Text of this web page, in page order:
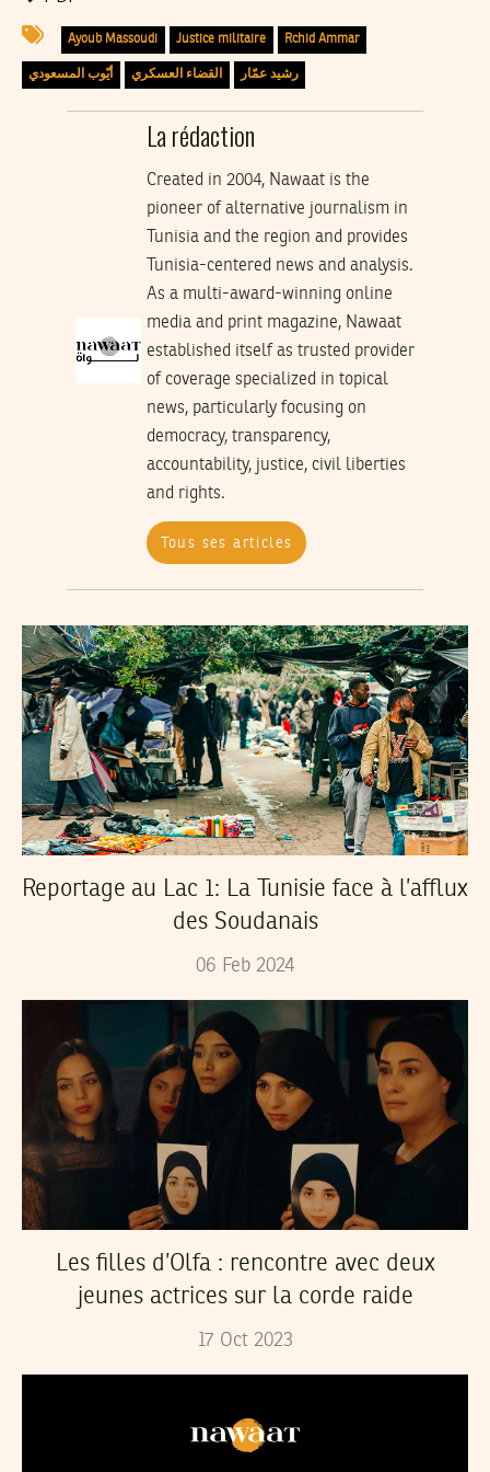
Ayoub Massoudi Justice militaire Rchid Ammar
أيّوب المسعودي القضاء العسكري رشيد عمّار
La rédaction
Created in 2004, Nawaat is the
pioneer of alternative journalism in
Tunisia and the region and provides
Tunisia-centered news and analysis.
As a multi-award-winning online
media and print magazine, Nawaat
established itself as trusted provider
of coverage specialized in topical
news, particularly focusing on
democracy, transparency,
accountability, justice, civil liberties
and rights.
Tous ses articles
Reportage au Lac 1: La Tunisie face à l’afflux
des Soudanais
06 Feb 2024
Les filles d’Olfa : rencontre avec deux
jeunes actrices sur la corde raide
17 Oct 2023